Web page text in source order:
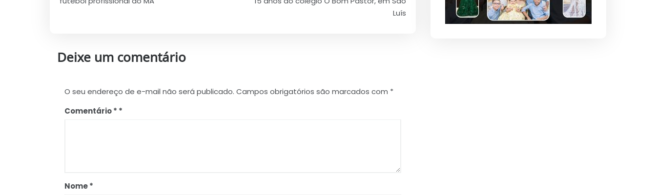
Luís
Deixe um comentário
O seu endereço de e-mail não será publicado. Campos obrigatórios são marcados com *
Comentário*
Nome*